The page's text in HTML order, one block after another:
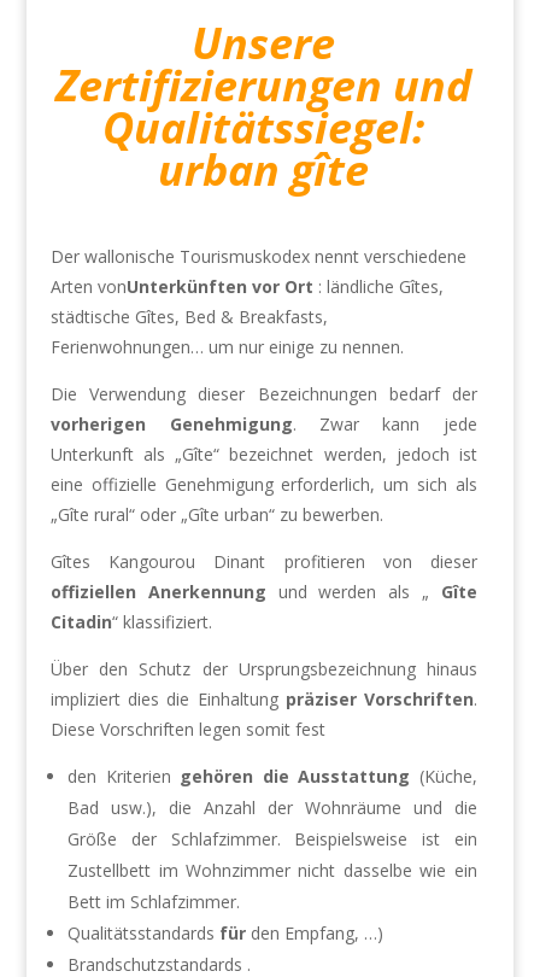
Unsere
Zertifizierungen und
Qualitätssiegel:
urban gîte
Der wallonische Tourismuskodex nennt verschiedene
Arten vonUnterkünften vor Ort : ländliche Gîtes,
städtische Gîtes, Bed & Breakfasts,
Ferienwohnungen… um nur einige zu nennen.
Die Verwendung dieser Bezeichnungen bedarf der
vorherigen Genehmigung. Zwar kann jede
Unterkunft als „Gîte“ bezeichnet werden, jedoch ist
eine offizielle Genehmigung erforderlich, um sich als
„Gîte rural“ oder „Gîte urban“ zu bewerben.
Gîtes Kangourou Dinant profitieren von dieser
offiziellen Anerkennung und werden als „ Gîte
Citadin“ klassifiziert.
Über den Schutz der Ursprungsbezeichnung hinaus
impliziert dies die Einhaltung präziser Vorschriften.
Diese Vorschriften legen somit fest
den Kriterien gehören die Ausstattung (Küche,
Bad usw.), die Anzahl der Wohnräume und die
Größe der Schlafzimmer. Beispielsweise ist ein
Zustellbett im Wohnzimmer nicht dasselbe wie ein
Bett im Schlafzimmer.
Qualitätsstandards für den Empfang, …)
Brandschutzstandards .